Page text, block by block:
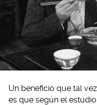
Un beneficio que tal
es que según el